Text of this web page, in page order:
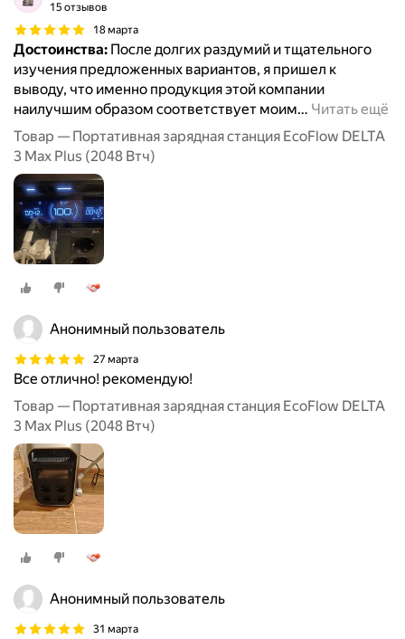
15 отзывов
18 марта
Достоинства: После долгих раздумий и тщательного
изучения предложенных вариантов, я пришел к
выводу, что именно продукция этой компании
наилучшим образом соответствует моим… Читать ещё
Товар — Портативная зарядная станция EcoFlow DELTA
3 Max Plus (2048 Втч)
Анонимный пользователь
27 марта
Все отлично! рекомендую!
Товар — Портативная зарядная станция EcoFlow DELTA
3 Max Plus (2048 Втч)
Анонимный пользователь
31 марта